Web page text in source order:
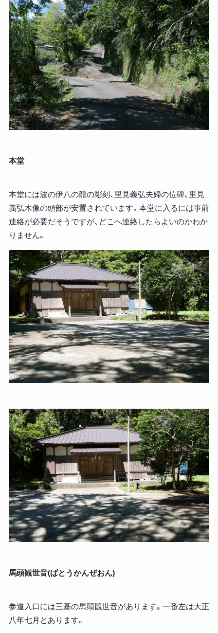
本堂
本堂には波の伊八の龍の彫刻、里見義弘夫婦の位碑、里見
義弘木像の頭部が安置されています。本堂に入るには事前
連絡が必要だそうですが、どこへ連絡したらよいのかわか
りません。
馬頭観世音(ばとうかんぜおん)
参道入口には三基の馬頭観世音があります。一番左は大正
八年七月とあります。